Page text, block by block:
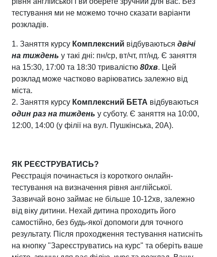
тестування ми не можемо точно сказати варіанти
розкладів.
1. Заняття курсу Комплексний відбуваються двічі
на тиждень у такі дні: пн/ср, вт/чт, пт/нд. Є заняття
на 15:30, 17:00 та 18:30 тривалістю 80хв. Цей
розклад може частково варіюватись залежно від
міста.
2. Заняття курсу Комплексний БЕТА відбуваються
один раз на тиждень у суботу. Є заняття на 10:00,
12:00, 14:00 (у філії на вул. Пушкінська, 20А).
ЯК РЕЄСТРУВАТИСЬ?
Реєстрація починається із короткого онлайн-
тестування на визначення рівня англійської.
Зазвичай воно займає не більше 10-12хв, залежно
від віку дитини. Нехай дитина проходить його
самостійно, без будь-якої допомоги для точного
результату. Після проходження тестування натисніть
на кнопку "Зареєструватись на курс" та оберіть ваше